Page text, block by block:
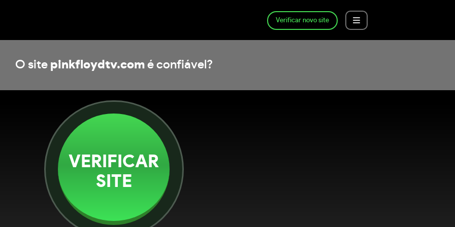
Verificar novo site
O site pinkfloydtv.comé confiável?
VERIFICAR
SITE